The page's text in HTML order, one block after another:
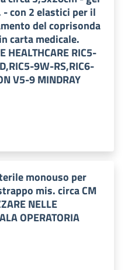
con 2 elastici per il
del coprisonda
carta medicale.
RIC5-
9W-RS,RIC6-
V5-9 MINDRAY
monouso per
mis. circa CM
NELLE
OPERATORIA